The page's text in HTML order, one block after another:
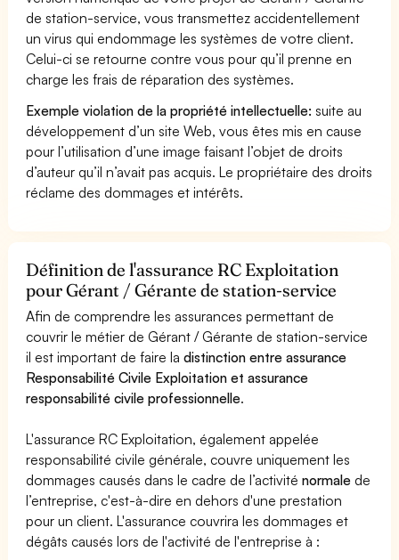
de station-service, vous transmettez accidentellement
un virus qui endommage les systèmes de votre client.
Celui-ci se retourne contre vous pour qu’il prenne en
charge les frais de réparation des systèmes.
Exemple violation de la propriété intellectuelle: suite au
développement d’un site Web, vous êtes mis en cause
pour l’utilisation d’une image faisant l’objet de droits
d’auteur qu’il n’avait pas acquis. Le propriétaire des droits
réclame des dommages et intérêts.
Définition de l'assurance RC Exploitation
pour Gérant / Gérante de station-service
Afin de comprendre les assurances permettant de
couvrir le métier de Gérant / Gérante de station-service
il est important de faire ladistinction entre assurance
Responsabilité Civile Exploitation et assurance
responsabilité civile professionnelle.
L'assurance RC Exploitation, également appelée
responsabilité civile générale, couvre uniquement les
dommages causés dans le cadre de l’activiténormale de
l’entreprise, c'est-à-dire en dehors d'une prestation
pour un client. L'assurance couvrira les dommages et
dégâts causés lors de l'activité de l'entreprise à :